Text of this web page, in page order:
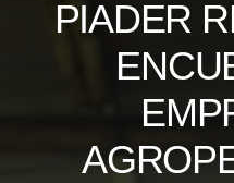
PIADER